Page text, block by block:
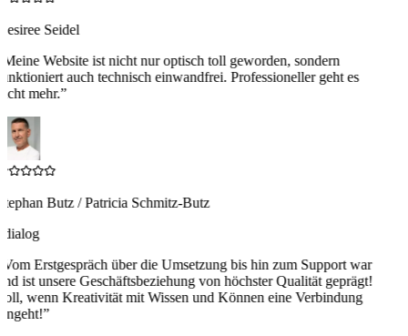
Seidel
Meine Website ist nicht nur optisch toll geworden, sondern
auch technisch einwandfrei. Professioneller geht es
mehr.”
Butz / Patricia Schmitz-Butz
Vom Erstgespräch über die Umsetzung bis hin zum Support war
ist unsere Geschäftsbeziehung von höchster Qualität geprägt!
wenn Kreativität mit Wissen und Können eine Verbindung
”